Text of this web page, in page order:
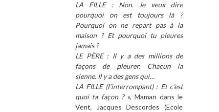
LA FILLE : Non. Je veux dire
pourquoi on est toujours là ?
Pourquoi on ne repart pas à la
maison ? Et pourquoi tu pleures
jamais ?
LE PÈRE : Il y a des millions de
façons de pleurer. Chacun la
sienne. Il y a des gens qui…
LA FILLE (l’interrompant) : Et c’est
quoi ta façon ? », Maman dans le
Vent, Jacques Descordes (École